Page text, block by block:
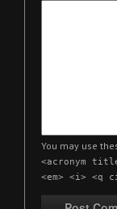
You may use
<acronym
<em> <i> <q